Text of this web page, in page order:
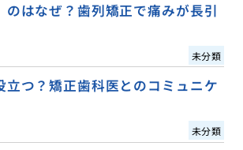
のはなぜ？歯列矯正で痛みが長引
未分類
立つ？矯正歯科医とのコミュニケ
未分類